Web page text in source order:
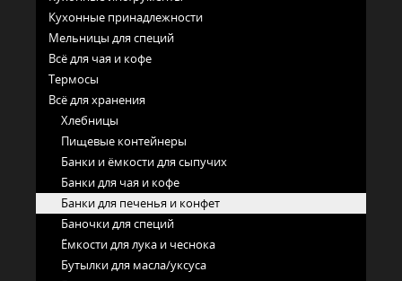
Кухонные принадлежности
Мельницы для специй
Всё для чая и кофе
Термосы
Всё для хранения
Хлебницы
Пищевые контейнеры
Банки и ёмкости для сыпучих
Банки для чая и кофе
Банки для печенья и конфет
Баночки для специй
Ёмкости для лука и чеснока
Бутылки для масла/уксуса